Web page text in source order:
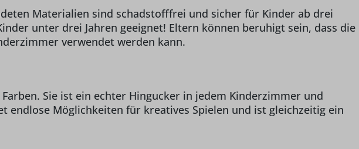
Materialien sind schadstofffrei und sicher für Kinder ab drei
unter drei Jahren geeignet! Eltern können beruhigt sein, dass die
verwendet werden kann.
Sie ist ein echter Hingucker in jedem Kinderzimmer und
endlose Möglichkeiten für kreatives Spielen und ist gleichzeitig ein